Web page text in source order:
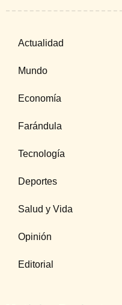
Actualidad
Mundo
Economía
Farándula
Tecnología
Deportes
Salud y Vida
Opinión
Editorial